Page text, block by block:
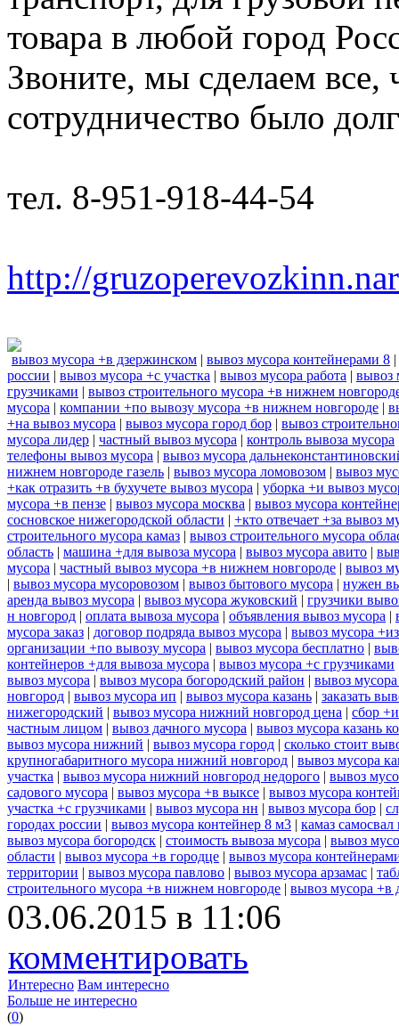
товара в любой город
Звоните, мы сделаем
сотрудничество было
тел. 8-951-918-44-54
http://
вывоз мусора +в дзержинском | вывоз мусора контейнерами 8 |
россии | вывоз мусора +с участка | вывоз мусора работа | вывоз
грузчиками | вывоз строительного мусора +в нижнем
мусора | компании +по вывозу мусора +в нижнем новгороде |
+на вывоз мусора | вывоз мусора город бор | вывоз
мусора лидер | частный вывоз мусора | контроль вывоза мусора
телефоны вывоз мусора | вывоз мусора
нижнем новгороде газель | вывоз мусора ломовозом | вывоз
+как отразить +в бухучете вывоз мусора | уборка +и вывоз
мусора +в пензе | вывоз мусора москва | вывоз мусора
сосновское нижегородской области | +кто отвечает +за вывоз
строительного мусора камаз | вывоз строительного мусора
область | машина +для вывоза мусора | вывоз мусора авито |
мусора | частный вывоз мусора +в нижнем новгороде | вывоз
| вывоз мусора мусоровозом | вывоз бытового мусора | нужен
аренда вывоз мусора | вывоз мусора жуковский | грузчики
н новгород | оплата вывоза мусора | объявления вывоз мусора |
мусора заказ | договор подряда вывоз мусора | вывоз мусора
организации +по вывозу мусора | вывоз мусора бесплатно |
контейнеров +для вывоза мусора | вывоз мусора +с грузчиками
вывоз мусора | вывоз мусора богородский район | вывоз
новгород | вывоз мусора ип | вывоз мусора казань | заказать
нижегородский | вывоз мусора нижний новгород цена | сбор
частным лицом | вывоз дачного мусора | вывоз мусора казань
вывоз мусора нижний | вывоз мусора город | сколько стоит
крупногабаритного мусора нижний новгород | вывоз мусора
участка | вывоз мусора нижний новгород недорого | вывоз
садового мусора | вывоз мусора +в выксе | вывоз мусора
участка +с грузчиками | вывоз мусора нн | вывоз мусора бор |
городах россии | вывоз мусора контейнер 8 м3 | камаз
вывоз мусора богородск | стоимость вывоза мусора | вывоз
области | вывоз мусора +в городце | вывоз мусора
территории | вывоз мусора павлово | вывоз мусора арзамас |
строительного мусора +в нижнем новгороде | вывоз мусора +в
03.06.2015 в 11:06
комментировать
Интересно Вам интересно
Больше не интересно
(0)